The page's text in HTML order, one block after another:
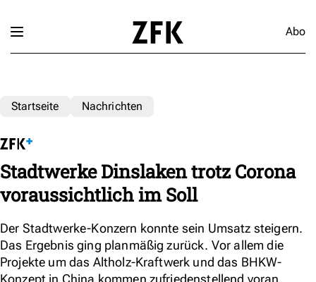
Abo
Startseite Nachrichten
Stadtwerke Dinslaken trotz Corona
voraussichtlich im Soll
Der Stadtwerke-Konzern konnte sein Umsatz steigern.
Das Ergebnis ging planmäßig zurück. Vor allem die
Projekte um das Altholz-Kraftwerk und das BHKW-
Konzept in China kommen zufriedenstellend voran.